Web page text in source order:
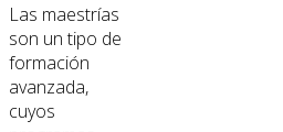
Las maestrías
son un tipo de
formación
avanzada,
cuyos